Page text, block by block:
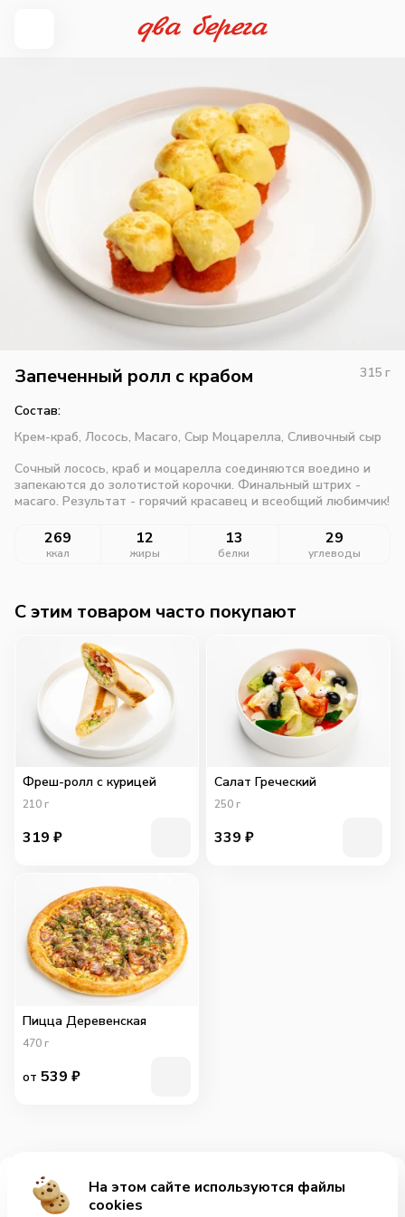
Запеченный ролл с крабом 315 г
Состав:
Крем-краб, Лосось, Масаго, Сыр Моцарелла, Сливочный сыр
Сочный лосось, краб и моцарелла соединяются воедино и
запекаются до золотистой корочки. Финальный штрих -
масаго. Результат - горячий красавец и всеобщий любимчик!
269
ккал
12
жиры
13
белки
29
углеводы
Добавить за 555₽
C этим товаром часто покупают
Фреш-ролл с курицей
210 г
319 ₽
Салат Греческий
250 г
339 ₽
Пицца Деревенская
470 г
от 539 ₽
На этом сайте используются файлы
cookies